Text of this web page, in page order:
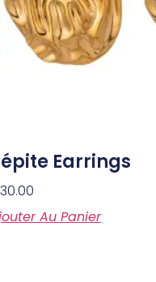
Earrings
30.00
Au Panier